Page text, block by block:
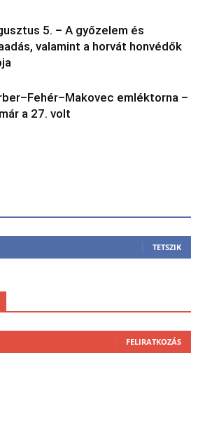
5. – A győzelem és
valamint a horvát honvédők
emléktorna –
a 27. volt
TETSZIK
FELIRATKOZÁS